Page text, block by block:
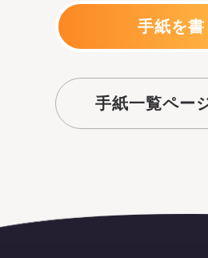
手紙を書
手紙一覧ペー